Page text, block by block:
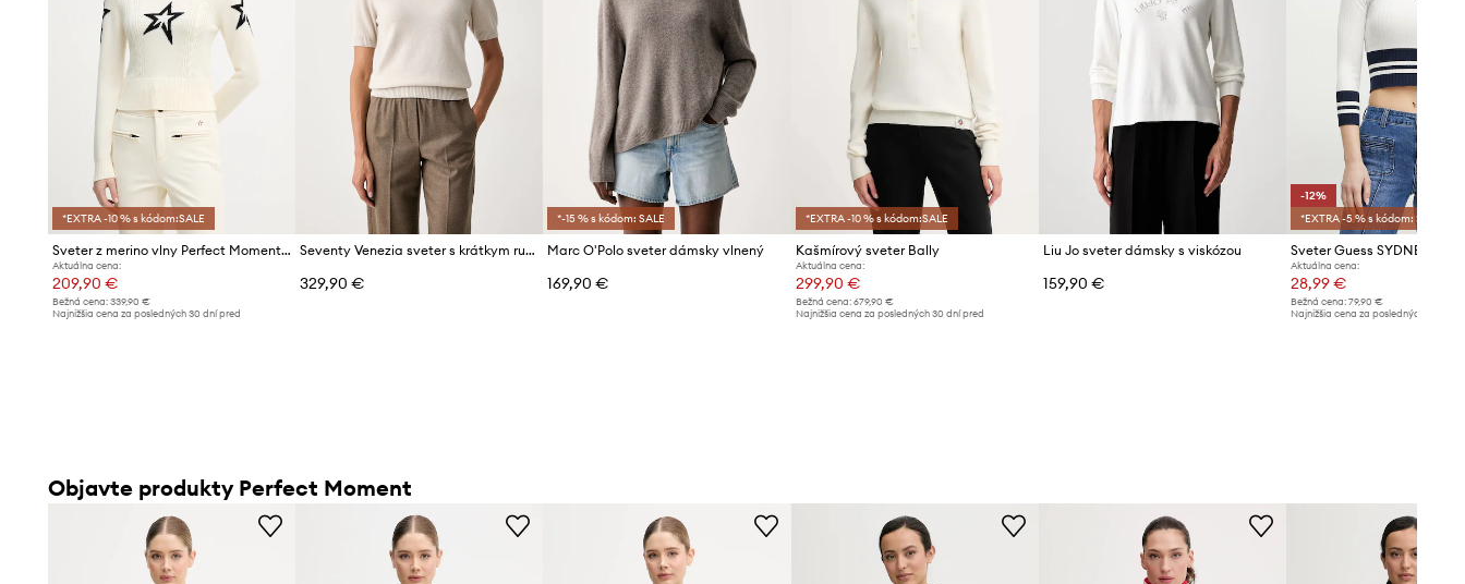
*EXTRA -10 % s kódom:SALE
Sveter z merino vlny Perfect Moment Cable
Aktuálna cena:
209,90 €
Bežná cena: 339,90 €
Najnižšia cena za posledných 30 dní pred
Seventy Venezia sveter s krátkym rukávom dámsky kašmírový
329,90 €
*-15 % s kódom: SALE
Marc O'Polo sveter dámsky vlnený
169,90 €
*EXTRA -10 % s kódom:SALE
Kašmírový sveter Bally
Aktuálna cena:
299,90 €
Bežná cena: 679,90 €
Najnižšia cena za posledných 30 dní pred
Liu Jo sveter dámsky s viskózou
159,90 €
-12%
*EXTRA -5 % s kódom: SALE
Sveter Guess SYDNEY
Aktuálna cena:
28,99 €
Bežná cena: 79,90 €
Najnižšia cena za posledných 30 dní
Objavte produkty Perfect Moment